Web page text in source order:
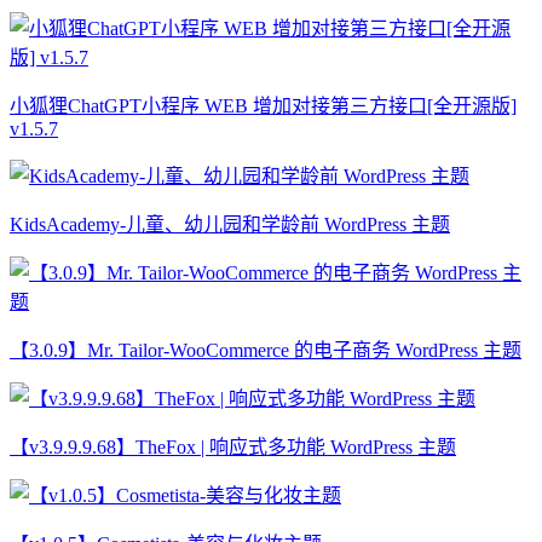
小狐狸ChatGPT小程序 WEB 增加对接第三方接口[全开源版]
v1.5.7
KidsAcademy-儿童、幼儿园和学龄前 WordPress 主题
【3.0.9】Mr. Tailor-WooCommerce 的电子商务 WordPress 主题
【v3.9.9.9.68】TheFox | 响应式多功能 WordPress 主题